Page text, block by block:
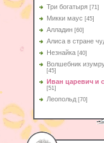
Три богатыря [71]
Микки маус [45]
Алладин [60]
Aлиса в стране
Незнайка [40]
Волшебник
[45]
Иван царевич и
[51]
Леопольд [70]